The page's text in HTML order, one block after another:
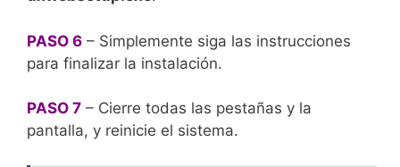
PASO 6 – Simplemente siga las instrucciones
para finalizar la instalación.
PASO 7 – Cierre todas las pestañas y la
pantalla, y reinicie el sistema.